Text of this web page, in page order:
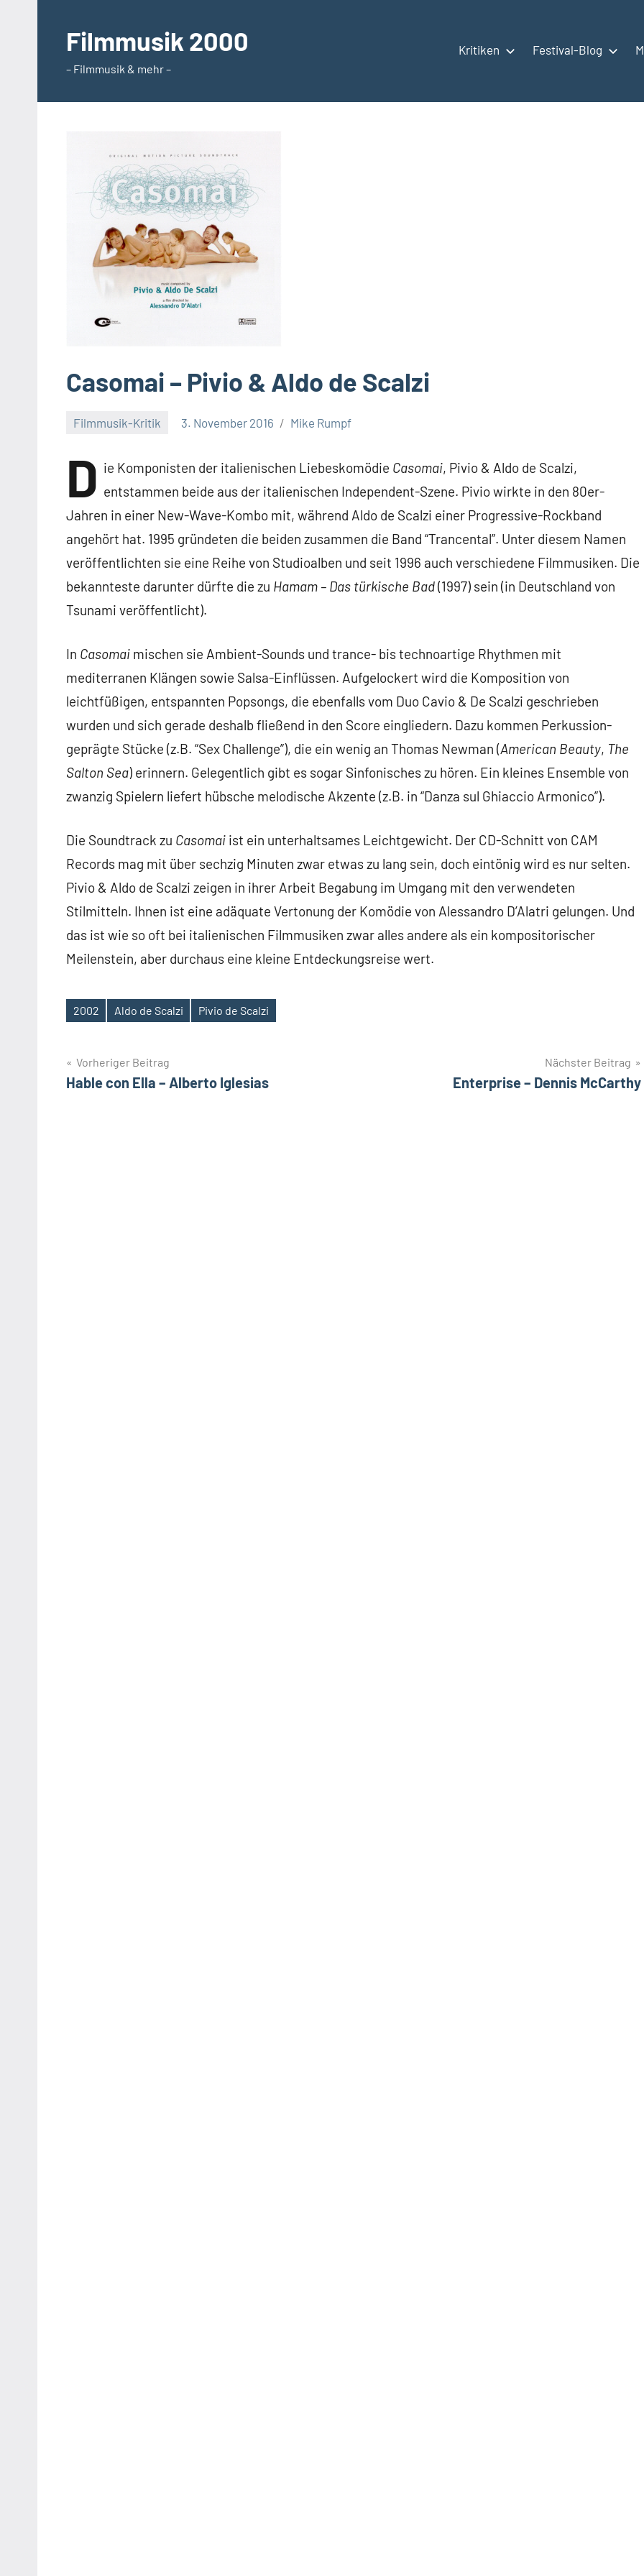
springenFilmmusik 2000
– Filmmusik & mehr –
Kritiken Festival-Blog
Casomai – Pivio & Aldo de Scalzi
Filmmusik-Kritik 3. November 2016 Mike Rumpf
D ie Komponisten der italienischen Liebeskomödie Casomai, Pivio & Aldo de Scalzi,
entstammen beide aus der italienischen Independent-Szene. Pivio wirkte in den 80er-
Jahren in einer New-Wave-Kombo mit, während Aldo de Scalzi einer Progressive-Rockband
angehört hat. 1995 gründeten die beiden zusammen die Band “Trancental”. Unter diesem Namen
veröffentlichten sie eine Reihe von Studioalben und seit 1996 auch verschiedene Filmmusiken. Die
bekannteste darunter dürfte die zu Hamam – Das türkische Bad(1997) sein (in Deutschland von
Tsunami veröffentlicht).
In Casomai mischen sie Ambient-Sounds und trance- bis technoartige Rhythmen mit
mediterranen Klängen sowie Salsa-Einflüssen. Aufgelockert wird die Komposition von
leichtfüßigen, entspannten Popsongs, die ebenfalls vom Duo Cavio & De Scalzi geschrieben
wurden und sich gerade deshalb fließend in den Score eingliedern. Dazu kommen Perkussion-
geprägte Stücke (z.B. “Sex Challenge”), die ein wenig an Thomas Newman (American Beauty, The
Salton Sea) erinnern. Gelegentlich gibt es sogar Sinfonisches zu hören. Ein kleines Ensemble von
zwanzig Spielern liefert hübsche melodische Akzente (z.B. in “Danza sul Ghiaccio Armonico”).
Die Soundtrack zu Casomai ist ein unterhaltsames Leichtgewicht. Der CD-Schnitt von CAM
Records mag mit über sechzig Minuten zwar etwas zu lang sein, doch eintönig wird es nur selten.
Pivio & Aldo de Scalzi zeigen in ihrer Arbeit Begabung im Umgang mit den verwendeten
Stilmitteln. Ihnen ist eine adäquate Vertonung der Komödie von Alessandro D’Alatri gelungen. Und
das ist wie so oft bei italienischen Filmmusiken zwar alles andere als ein kompositorischer
Meilenstein, aber durchaus eine kleine Entdeckungsreise wert.
Schlagwörter
2002 Aldo de Scalzi Pivio de Scalzi
Beitragsnavigation
Vorheriger Beitrag
Hable con Ella – Alberto Iglesias
Nächster Beitrag
Enterprise – Dennis McCarthy